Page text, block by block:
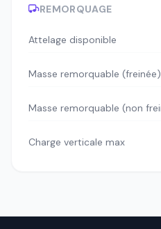
REMORQUAGE
Attelage disponible
Masse remorquable (freinée)
Masse remorquable (non
Charge verticale max